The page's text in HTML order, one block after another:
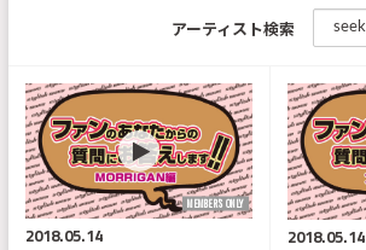
アーティスト検索
MEMBER'S ONLY
2018.05.14 2018.05.14